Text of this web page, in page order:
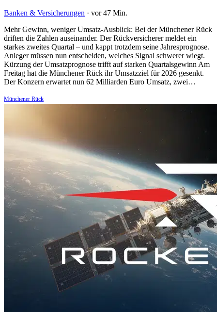
Banken & Versicherungen · vor 47 Min.
Mehr Gewinn, weniger Umsatz-Ausblick: Bei der Münchener Rück
driften die Zahlen auseinander. Der Rückversicherer meldet ein
starkes zweites Quartal – und kappt trotzdem seine Jahresprognose.
Anleger müssen nun entscheiden, welches Signal schwerer wiegt.
Kürzung der Umsatzprognose trifft auf starken Quartalsgewinn Am
Freitag hat die Münchener Rück ihr Umsatzziel für 2026 gesenkt.
Der Konzern erwartet nun 62 Milliarden Euro Umsatz, zwei…
Münchener Rück